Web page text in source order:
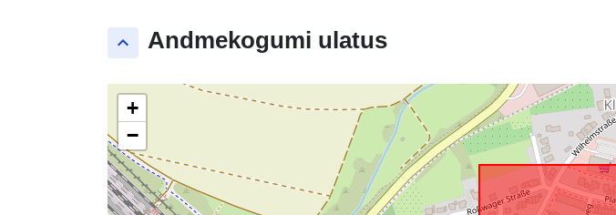
keyboard_arrow_up Andmekogumi ulatus
+
−